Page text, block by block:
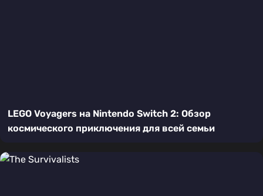
LEGO Voyagers на Nintendo Switch 2: Обзор
космического приключения для всей семьи